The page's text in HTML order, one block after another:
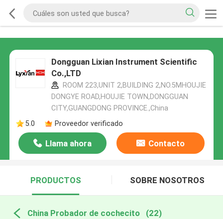
Dongguan Lixian Instrument Scientific
Co.,LTD
ROOM 223,UNIT 2,BUILDING 2,NO.5MHOUJIE
DONGYE ROAD,HOUJIE TOWN,DONGGUAN
CITY,GUANGDONG PROVINCE.,China
5.0
Proveedor verificado
Llama ahora Contacto
PRODUCTOS SOBRE NOSOTROS
China Probador de cochecito (22)